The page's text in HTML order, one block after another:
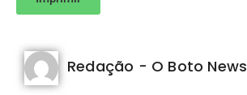
Redação - O Boto News